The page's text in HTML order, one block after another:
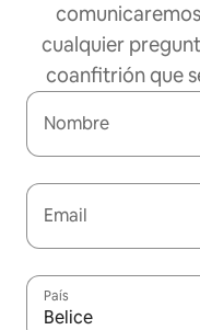
cualquier
coanfitrión que
Nombre
Email
País
Belice